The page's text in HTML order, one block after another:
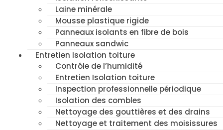
Laine minérale
Mousse plastique rigide
Panneaux isolants en fibre de bois
Panneaux sandwic
Entretien Isolation toiture
Contrôle de l’humidité
Entretien Isolation toiture
Inspection professionnelle périodique
Isolation des combles
Nettoyage des gouttières et des drains
Nettoyage et traitement des moisissures